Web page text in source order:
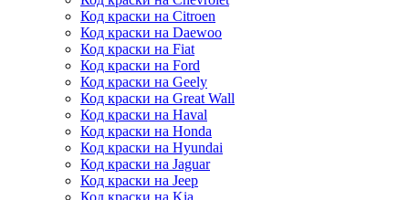
Код краски на Citroen
Код краски на Daewoo
Код краски на Fiat
Код краски на Ford
Код краски на Geely
Код краски на Great Wall
Код краски на Haval
Код краски на Honda
Код краски на Hyundai
Код краски на Jaguar
Код краски на Jeep
Код краски на Kia